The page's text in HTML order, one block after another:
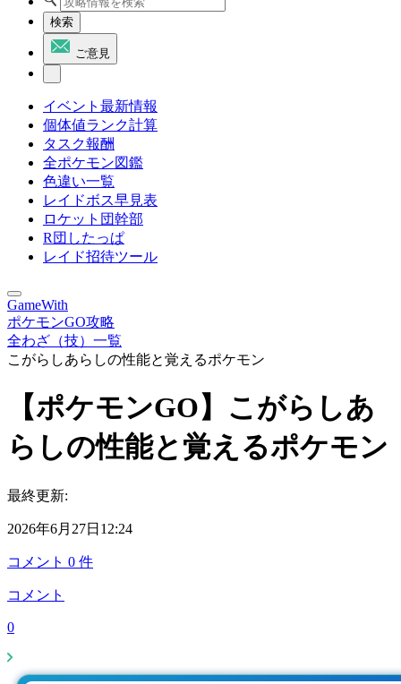
検索
ご意見
イベント最新情報
個体値ランク計算
タスク報酬
全ポケモン図鑑
色違い一覧
レイドボス早見表
ロケット団幹部
R団したっぱ
レイド招待ツール
GameWith
ポケモンGO攻略
全わざ（技）一覧
こがらしあらしの性能と覚えるポケモン
【ポケモンGO】こがらしあ
らしの性能と覚えるポケモン
最終更新:
2026年6月27日12:24
コメント 0 件
コメント
0